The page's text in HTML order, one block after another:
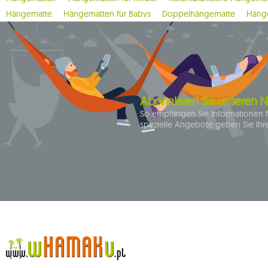
Hängematte
Hängematten für Babys Doppelhängematte
Abonnieren Sie unseren
So empfangen Sie Informationen
spezielle Angebote geben Sie